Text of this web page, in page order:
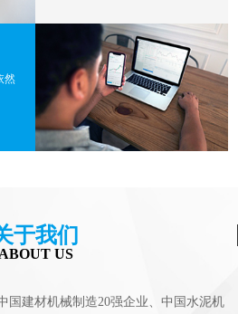
然
于我们
ABOUT US
建材机械制造20强企业、中国水泥机